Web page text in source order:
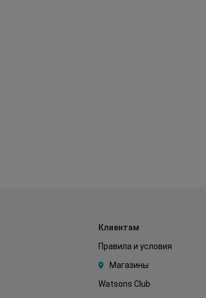
Клиентам
Правила и условия
Магазины
Watsons Club